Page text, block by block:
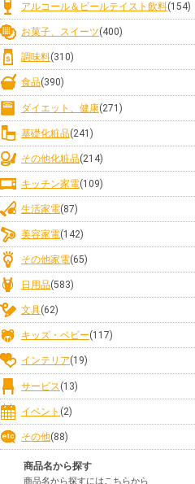
アルコール＆ビールテイスト飲料(154)
お菓子、スイーツ(400)
調味料(310)
食品(390)
ダイエット、健康(271)
基礎化粧品(241)
その他化粧品(214)
キッチン家電(109)
生活家電(87)
美容家電(142)
その他家電(65)
日用品(583)
文具(62)
キッズ・ベビー(117)
インテリア(19)
サービス (13)
イベント (2)
その他(88)
商品名から探す
商品名から探すにはこちらから